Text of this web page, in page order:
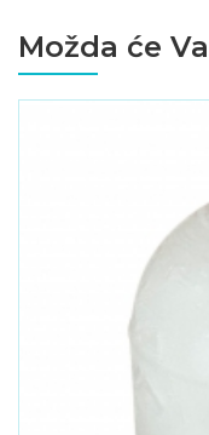
Možda će